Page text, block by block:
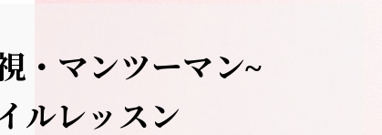
・マンツーマン~
ルレッスン